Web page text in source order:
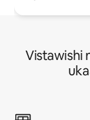
Vistawishi